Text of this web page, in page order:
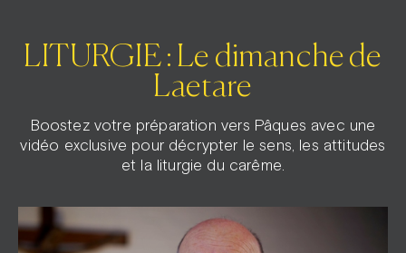
LITURGIE : Le dimanche de
Laetare
Boostez votre préparation vers Pâques avec une
vidéo exclusive pour décrypter le sens, les attitudes
et la liturgie du carême.